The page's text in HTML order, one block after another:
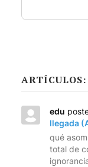
edu
llegada
qué
total de